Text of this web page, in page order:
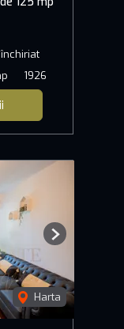
1926
Harta
Next